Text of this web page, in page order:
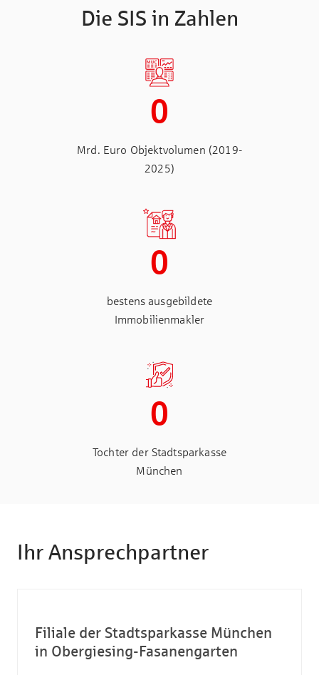
Die SIS in Zahlen
0
Mrd. Euro Objektvolumen (2019-
2025)
0
bestens ausgebildete
Immobilienmakler
0
Tochter der Stadtsparkasse
München
Ihr Ansprechpartner
Filiale der Stadtsparkasse München
in Obergiesing-Fasanengarten